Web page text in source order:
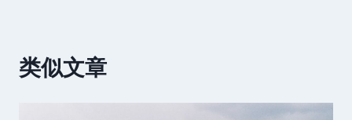
类似文章